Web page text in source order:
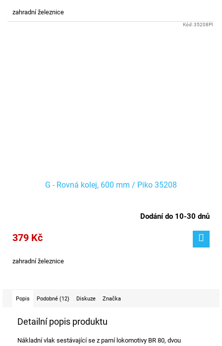
zahradní železnice
G - Rovná kolej, 600 mm / Piko 35208
Dodání do 10-30 dnů
379 Kč
zahradní železnice
Kód:35208PI
Popis Podobné (12) Diskuze Značka
Detailní popis produktu
Nákladní vlak sestávající se z parní lokomotivy BR 80, dvou